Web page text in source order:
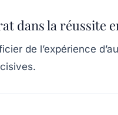
dans la réussite
de l’expérience